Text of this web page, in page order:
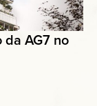
da AG7 no